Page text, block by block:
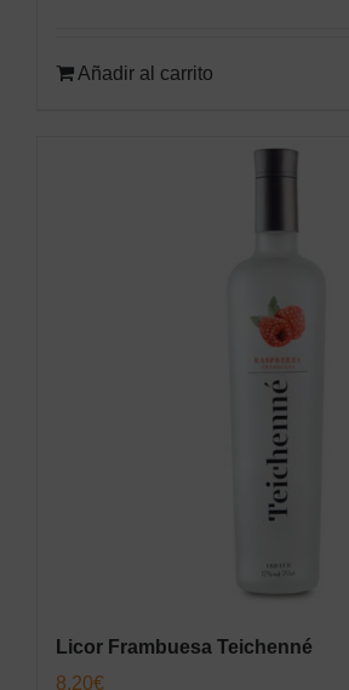
era:
es:
Añadir al carrito
Licor Frambuesa Teichenné
8,20€